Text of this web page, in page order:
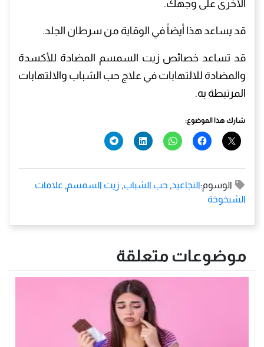
الأخرى على وجهك.
قد يساعد هذا أيضاً في الوقاية من سرطان الجلد.
قد تساعد خصائص زيت السمسم المضادة للأكسدة
والمضادة للالتهابات في علاج حب الشباب والالتهابات
المرتبطة به.
شارك هذا الموضوع:
الوسوم:التجاعيد, حب الشباب, زيت السمسم, علامات
الشيخوخة
موضوعات متعلقة